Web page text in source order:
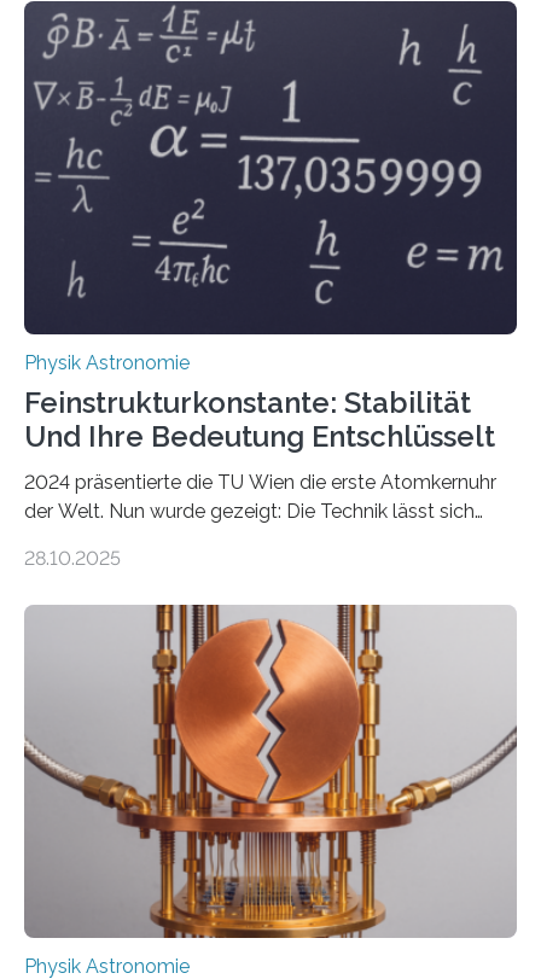
Physik Astronomie
Feinstrukturkonstante: Stabilität
Und Ihre Bedeutung Entschlüsselt
2024 präsentierte die TU Wien die erste Atomkernuhr
der Welt. Nun wurde gezeigt: Die Technik lässt sich
fundamentalen Physik nachzugehen. Thorium-
Messungen verwenden. Das hatte man jahrzehntelang
vermutet, weltweit war nach den passenden
Atomkern-Zuständen gesucht worden, 2024 gelang
einem Team der TU Wien mit Unterstützung
internationaler Partner der entscheidende Durchbruch:
Der lange diskutierte Thorium-Kernübergang wurde
gefunden. Kurz darauf konnte man zeigen, dass sich
Thorium tatsächlich nutzen lässt, um hochpräzise…
28.10.2025
Physik Astronomie